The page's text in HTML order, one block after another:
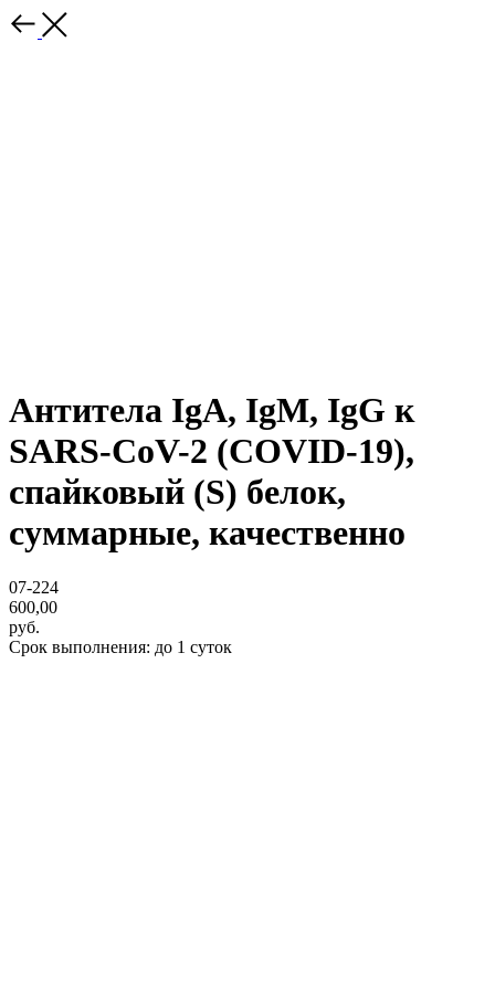
Антитела IgA, IgM, IgG к
SARS-CoV-2 (COVID-19),
cпайковый (S) белок,
суммарные, качественно
07-224
600,00
руб.
Срок выполнения: до 1 суток